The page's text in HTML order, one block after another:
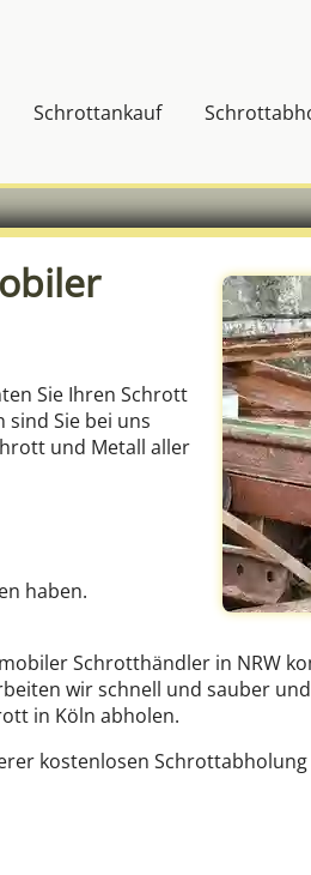
Schrottankauf
Sie Ihren Schrott
Sie bei uns
und Metall aller
haben.
Schrotthändler in NRW
wir schnell und sauber
in Köln abholen.
kostenlosen